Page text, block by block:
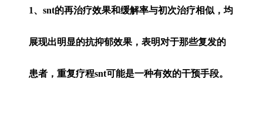
1、snt的再治疗效果和缓解率与初次治疗相似，均
展现出明显的抗抑郁效果，表明对于那些复发的
患者，重复疗程snt可能是一种有效的干预手段。